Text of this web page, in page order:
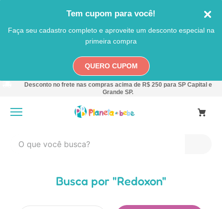
Tem cupom para você!
Faça seu cadastro completo e aproveite um desconto especial na
primeira compra
QUERO CUPOM
Desconto no frete nas compras acima de R$ 250 para SP Capital e
Grande SP.
Redoxon